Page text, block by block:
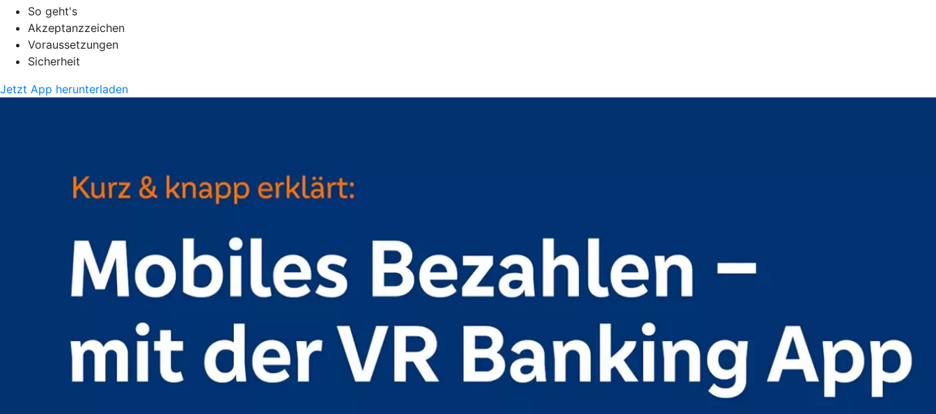
So geht's
Akzeptanzzeichen
Voraussetzungen
Sicherheit
Jetzt App herunterladen